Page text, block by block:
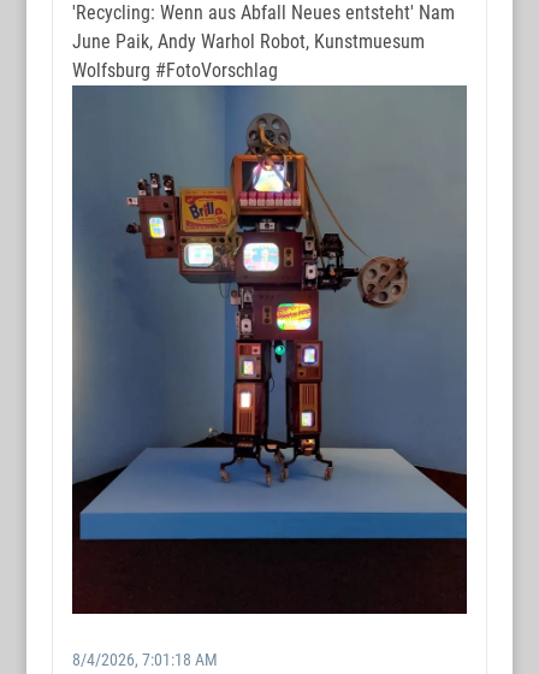
'Recycling: Wenn aus Abfall Neues entsteht' Nam
June Paik, Andy Warhol Robot, Kunstmuesum
Wolfsburg #FotoVorschlag
8/4/2026, 7:01:18 AM